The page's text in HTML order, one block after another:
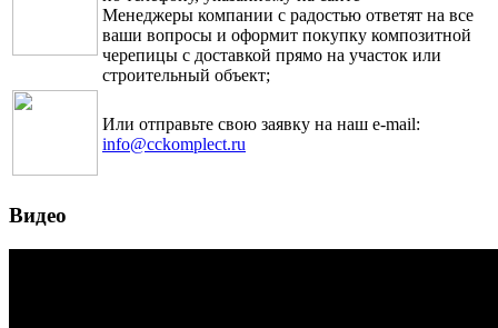
Менеджеры компании с радостью ответят на все
ваши вопросы и оформит покупку композитной
черепицы с доставкой прямо на участок или
строительный объект;
Или отправьте свою заявку на наш e-mail:
info@cckomplect.ru
Видео